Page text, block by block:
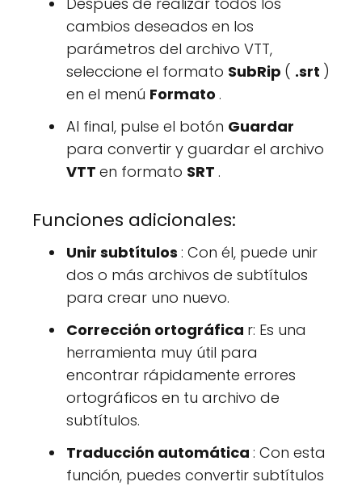
cambios deseados en los
parámetros del archivo VTT,
seleccione el formato SubRip ( .srt )
en el menú Formato .
Al final, pulse el botón Guardar
para convertir y guardar el archivo
VTT en formato SRT .
Funciones adicionales:
Unir subtítulos : Con él, puede unir
dos o más archivos de subtítulos
para crear uno nuevo.
Corrección ortográfica r: Es una
herramienta muy útil para
encontrar rápidamente errores
ortográficos en tu archivo de
subtítulos.
Traducción automática : Con esta
función, puedes convertir subtítulos